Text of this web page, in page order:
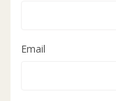
Email